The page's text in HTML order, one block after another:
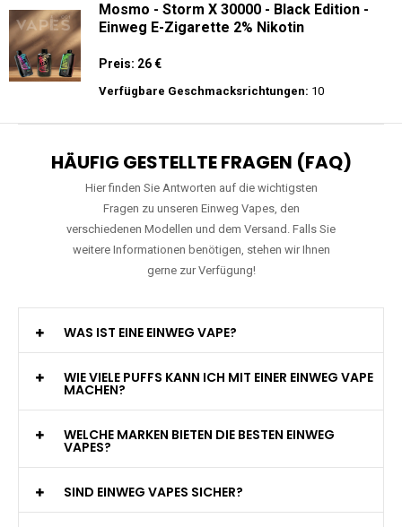
Mosmo - Storm X 30000 - Black Edition -
Einweg E-Zigarette 2% Nikotin
Preis: 26 €
Verfügbare Geschmacksrichtungen: 10
HÄUFIG GESTELLTE FRAGEN (FAQ)
Hier finden Sie Antworten auf die wichtigsten
Fragen zu unseren Einweg Vapes, den
verschiedenen Modellen und dem Versand. Falls Sie
weitere Informationen benötigen, stehen wir Ihnen
gerne zur Verfügung!
WAS IST EINE EINWEG VAPE?
WIE VIELE PUFFS KANN ICH MIT EINER EINWEG VAPE
MACHEN?
WELCHE MARKEN BIETEN DIE BESTEN EINWEG
VAPES?
SIND EINWEG VAPES SICHER?